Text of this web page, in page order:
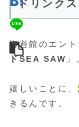
ドリンク
海遊館のエン
ドSEA SAW 」
嬉しいことに、
きるんです。